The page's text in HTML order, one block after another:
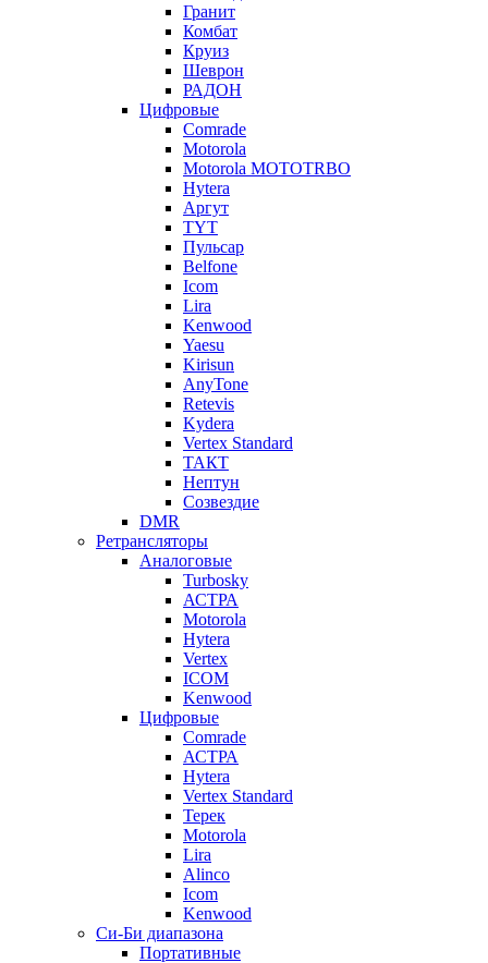
Гранит
Комбат
Круиз
Шеврон
РАДОН
Цифровые
Comrade
Motorola
Motorola MOTOTRBO
Hytera
Аргут
TYT
Пульсар
Belfone
Icom
Lira
Kenwood
Yaesu
Kirisun
AnyTone
Retevis
Kydera
Vertex Standard
ТАКТ
Нептун
Созвездие
DMR
Ретрансляторы
Аналоговые
Turbosky
АСТРА
Motorola
Hytera
Vertex
ICOM
Kenwood
Цифровые
Comrade
АСТРА
Hytera
Vertex Standard
Терек
Motorola
Lira
Alinco
Icom
Kenwood
Си-Би диапазона
Портативные